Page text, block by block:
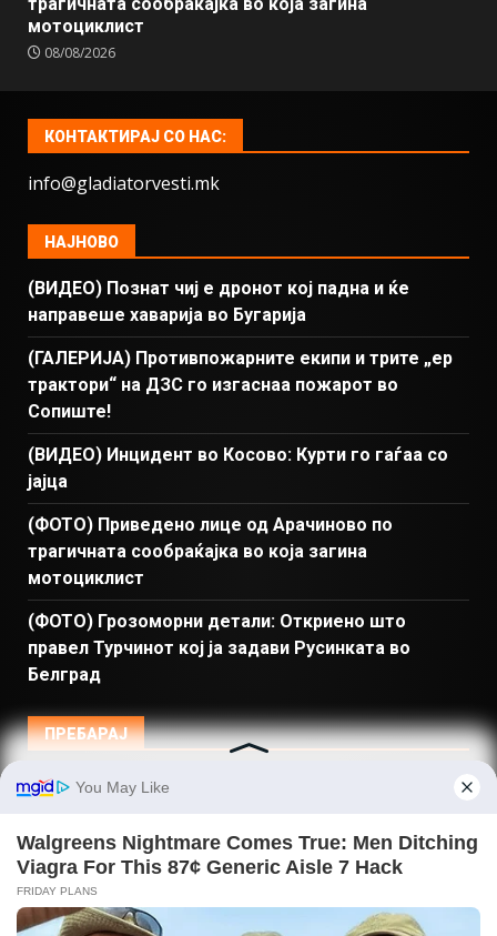
мотоциклист
08/08/2026
КОНТАКТИРАЈ СО НАС:
info@gladiatorvesti.mk
НАЈНОВО
(ВИДЕО) Познат чиј е дронот кој падна и ќе
направеше хаварија во Бугарија
(ГАЛЕРИЈА) Противпожарните екипи и трите „ер
трактори“ на ДЗС го изгаснаа пожарот во
Сопиште!
(ВИДЕО) Инцидент во Косово: Курти го гаѓаа со
јајца
(ФОТО) Приведено лице од Арачиново по
трагичната сообраќајка во која загина
мотоциклист
(ФОТО) Грозоморни детали: Откриено што
правел Турчинот кој ја задави Русинката во
Белград
ПРЕБАРАЈ
Македонија Балкан и Свет Спорт
Магазин